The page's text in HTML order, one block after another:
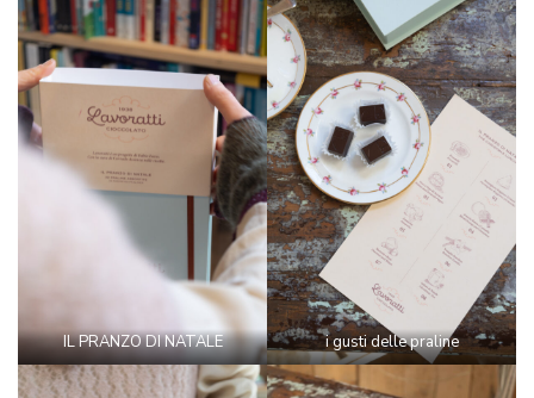
IL PRANZO DI NATALE i gusti delle praline